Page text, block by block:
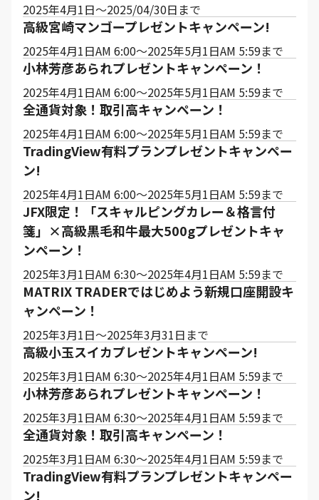
2025年4月1日～2025/04/30日まで
高級宮崎マンゴープレゼントキャンペーン!
2025年4月1日AM 6:00～2025年5月1日AM 5:59まで
小林芳彦あられプレゼントキャンペーン！
2025年4月1日AM 6:00～2025年5月1日AM 5:59まで
全通貨対象！取引高キャンペーン！
2025年4月1日AM 6:00～2025年5月1日AM 5:59まで
TradingView有料プランプレゼントキャンペー
ン!
2025年4月1日AM 6:00～2025年5月1日AM 5:59まで
JFX限定！「スキャルピングカレー＆格言付
箋」×高級黒毛和牛最大500gプレゼントキャ
ンペーン！
2025年3月1日AM 6:30～2025年4月1日AM 5:59まで
MATRIX TRADERではじめよう新規口座開設キ
ャンペーン！
2025年3月1日～2025年3月31日まで
高級小玉スイカプレゼントキャンペーン!
2025年3月1日AM 6:30～2025年4月1日AM 5:59まで
小林芳彦あられプレゼントキャンペーン！
2025年3月1日AM 6:30～2025年4月1日AM 5:59まで
全通貨対象！取引高キャンペーン！
2025年3月1日AM 6:30～2025年4月1日AM 5:59まで
TradingView有料プランプレゼントキャンペー
ン!